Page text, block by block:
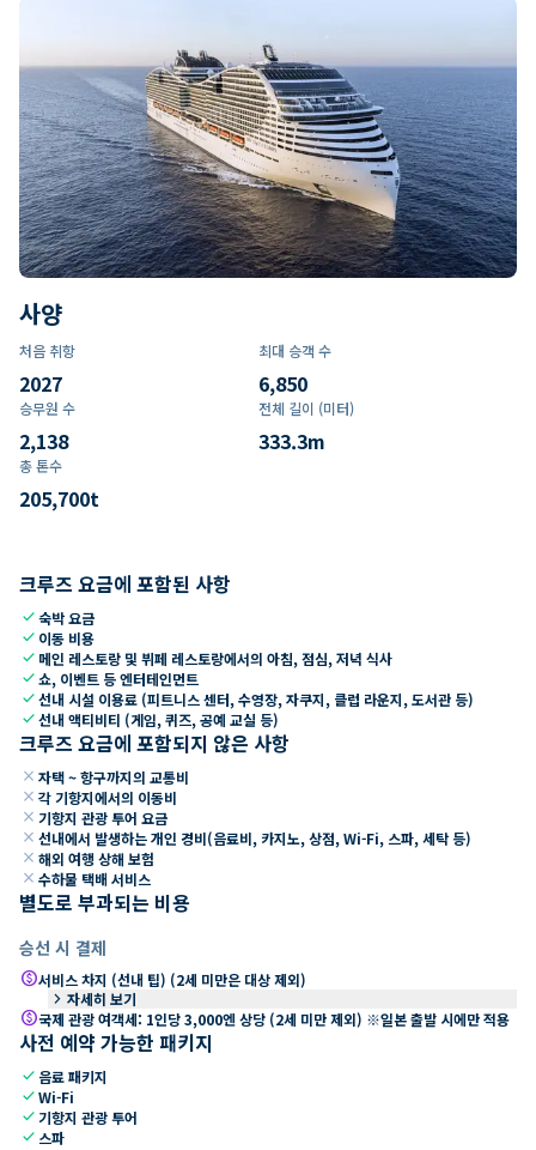
사양
처음 취항
2027
최대 승객 수
6,850
승무원 수
2,138
전체 길이 (미터)
333.3m
총 톤수
205,700t
크루즈 요금에 포함된 사항
check숙박 요금
check 이동 비용
check 메인 레스토랑 및 뷔페 레스토랑에서의 아침, 점심, 저녁 식사
check쇼, 이벤트 등 엔터테인먼트
check선내 시설 이용료 (피트니스 센터, 수영장, 자쿠지, 클럽 라운지, 도서관 등)
check선내 액티비티 (게임, 퀴즈, 공예 교실 등)
크루즈 요금에 포함되지 않은 사항
close 자택 ~ 항구까지의 교통비
close 각 기항지에서의 이동비
close 기항지 관광 투어 요금
close 선내에서 발생하는 개인 경비(음료비, 카지노, 상점, Wi-Fi, 스파, 세탁 등)
close 해외 여행 상해 보험
close 수하물 택배 서비스
별도로 부과되는 비용
승선 시 결제
paid서비스 차지 (선내 팁) (2세 미만은 대상 제외)
keyboard_arrow_right 자세히 보기
paid국제 관광 여객세: 1인당 3,000엔 상당 (2세 미만 제외) ※일본 출발 시에만 적용
사전 예약 가능한 패키지
check 음료 패키지
checkWi-Fi
check 기항지 관광 투어
check 스파